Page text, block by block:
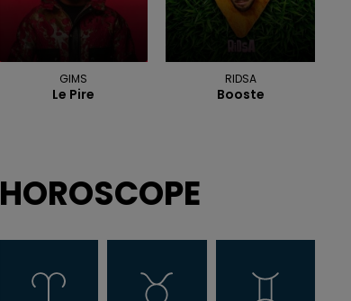
GIMS
Le Pire
RIDSA
Booste
HOROSCOPE